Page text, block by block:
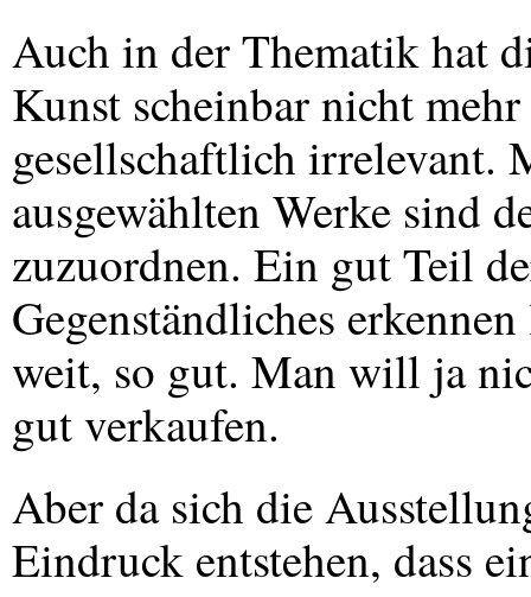
Auch in der Thematik hat
Kunst scheinbar nicht
gesellschaftlich irrelevant.
ausgewählten Werke sind
zuzuordnen. Ein gut Teil
Gegenständliches
weit, so gut. Man will ja
gut verkaufen.
Aber da sich die
Eindruck entstehen, dass